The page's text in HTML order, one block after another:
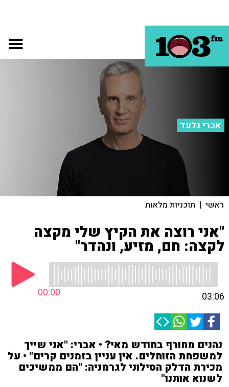
אברי גלעד
ראשי | תוכניות מלאות
"אני רוצה את הקיץ שלי מקצה
לקצה: חם, מזיע, ונהדר"
00:00 03:06
נהנים מחורף בחודש מאי? • אברי: "אני שייך
למשפחת הזוחלים. אין עניין בזמנים קרים" • על
מכירת הדלק הסילוני לגרמניה: "הם ממשיכים
לשנוא אותנו"